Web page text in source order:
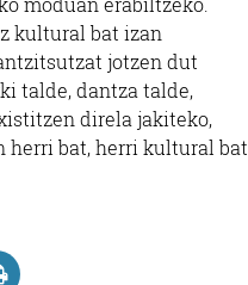
kultural bat izan
jotzen dut
talde, dantza talde,
direla jakiteko,
herri bat, herri kultural bat